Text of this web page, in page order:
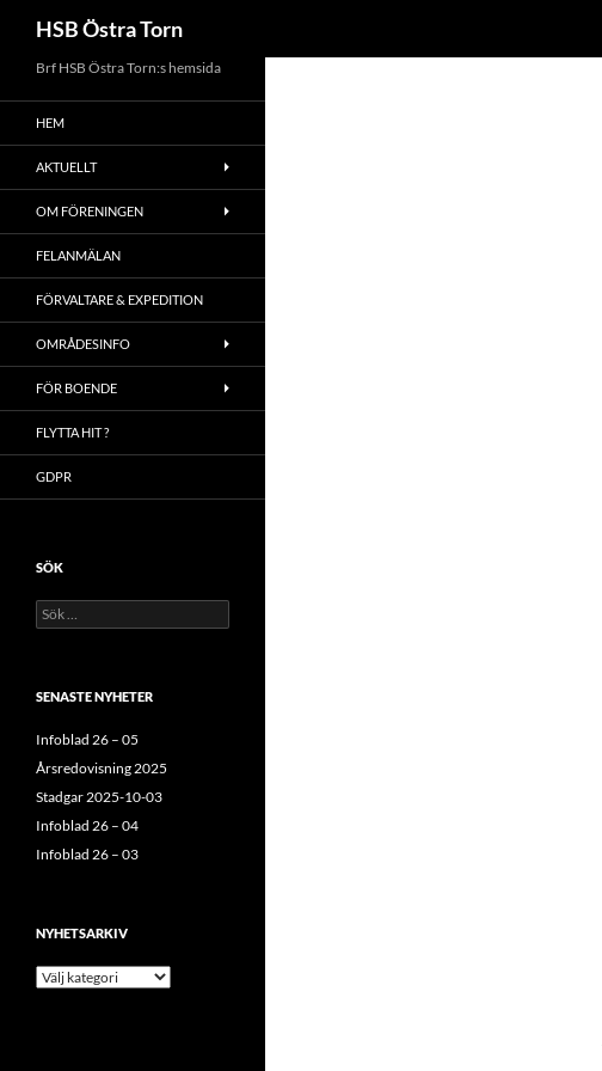
HSB Östra Torn
Brf HSB Östra Torn:s hemsida
HEM
AKTUELLT
OM FÖRENINGEN
FELANMÄLAN
FÖRVALTARE & EXPEDITION
OMRÅDESINFO
FÖR BOENDE
FLYTTA HIT ?
GDPR
SÖK
Sök
efter:
SENASTE NYHETER
Infoblad 26 – 05
Årsredovisning 2025
Stadgar 2025-10-03
Infoblad 26 – 04
Infoblad 26 – 03
NYHETSARKIV
Nyhetsarkiv